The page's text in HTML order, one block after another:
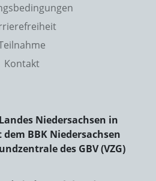
Kontakt
Niedersachsen in
BBK Niedersachsen
des GBV (VZG)